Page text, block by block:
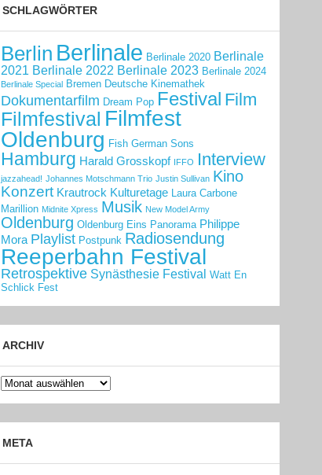
SCHLAGWÖRTER
Berlin Berlinale Berlinale 2020 Berlinale
2021 Berlinale 2022 Berlinale 2023 Berlinale 2024
Berlinale Special Bremen Deutsche Kinemathek
Dokumentarfilm Dream Pop Festival Film
Filmfestival Filmfest
Oldenburg Fish German Sons
Hamburg Harald Grosskopf IFFO Interview
jazzahead! Johannes Motschmann Trio Justin Sullivan Kino
Konzert Krautrock Kulturetage Laura Carbone
Marillion Midnite Xpress Musik New Model Army
Oldenburg Oldenburg Eins Panorama Philippe
Mora Playlist Postpunk Radiosendung
Reeperbahn Festival
Retrospektive Synästhesie Festival
Watt En
Schlick Fest
ARCHIV
Archiv
META